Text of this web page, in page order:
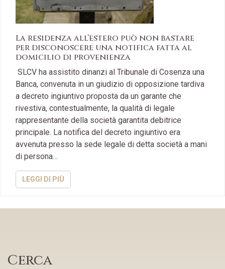
La residenza all’estero può non bastare
per disconoscere una notifica fatta al
domicilio di provenienza
SLCV ha assistito dinanzi al Tribunale di Cosenza una
Banca, convenuta in un giudizio di opposizione tardiva
a decreto ingiuntivo proposta da un garante che
rivestiva, contestualmente, la qualità di legale
rappresentante della società garantita debitrice
principale. La notifica del decreto ingiuntivo era
avvenuta presso la sede legale di detta società a mani
di persona…
LEGGI DI PIÙ
Cerca